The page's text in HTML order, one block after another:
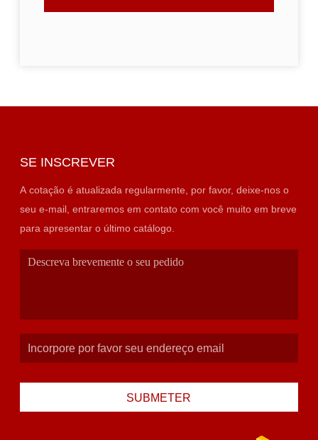
SE INSCREVER
A cotação é atualizada regularmente, por favor, deixe-nos o
seu e-mail, entraremos em contato com você muito em breve
para apresentar o último catálogo.
SUBMETER